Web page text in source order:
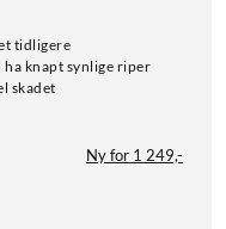
tidligere
ha knapt synlige riper
skadet
Ny for 1 249,-